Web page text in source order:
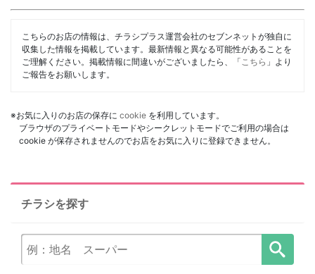
こちらのお店の情報は、チラシプラス運営会社のセブンネットが独自に
収集した情報を掲載しています。最新情報と異なる可能性があることを
ご理解ください。掲載情報に間違いがございましたら、「 こちら 」より
ご報告をお願いします。
※お気に入りのお店の保存に cookie を利用しています。
ブラウザのプライベートモードやシークレットモードでご利用の場合は
cookie が保存されませんのでお店をお気に入りに登録できません。
チラシを探す